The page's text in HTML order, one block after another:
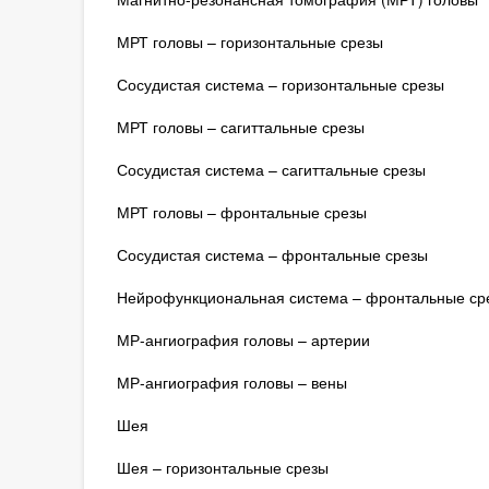
МРТ головы – горизонтальные срезы
Сосудистая система – горизонтальные срезы
МРТ головы – сагиттальные срезы
Сосудистая система – сагиттальные срезы
МРТ головы – фронтальные срезы
Сосудистая система – фронтальные срезы
Нейрофункциональная система – фронтальные
МР-ангиография головы – артерии
МР-ангиография головы – вены
Шея
Шея – горизонтальные срезы